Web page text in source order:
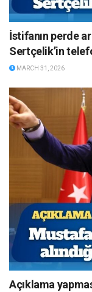
İstifanın perde
Sertçelik’in
MARCH 31, 2026
Açıklama